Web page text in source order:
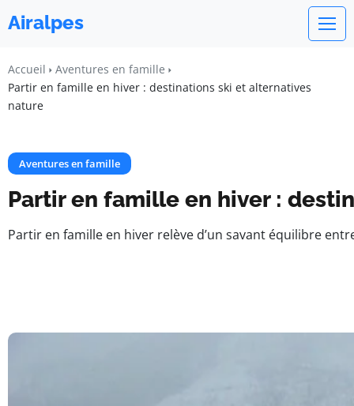
Airalpes
Accueil
Aventures en famille
Partir en famille en hiver : destinations ski et alternatives
nature​
Aventures en famille
Partir en famille en hiver :
Partir en famille en hiver relève d’un savant équilibre